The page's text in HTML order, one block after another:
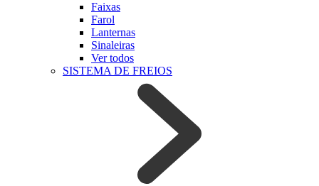
Faixas
Farol
Lanternas
Sinaleiras
Ver todos
SISTEMA DE FREIOS